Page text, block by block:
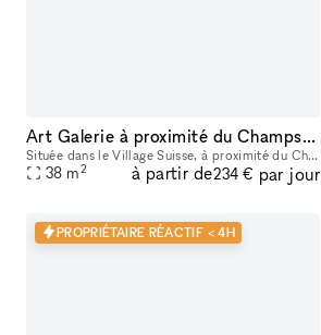
Art Galerie à proximité du Champs de Mars et de la Tour Eiffel -idéale pour des expositions d'arts modernes ou anciens, sculptures, antiquaires ou autre showroom
Située dans le Village Suisse, à proximité du Champs de Mars et de la Tour Eiffel, cette charmante boutique de 38m2 est idéale pour des expositions d'arts modernes ou anciens, sculptures, antiquaires
38 m2 à partir de234 € par jour
PROPRIÉTAIRE RÉACTIF < 4H